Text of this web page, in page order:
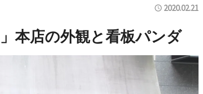
2020.02.21
本店の外観と看板パンダ